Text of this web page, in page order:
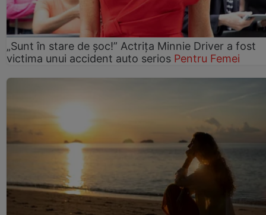
„Sunt în stare de șoc!” Actrița Minnie Driver a fost
victima unui accident auto serios Pentru Femei